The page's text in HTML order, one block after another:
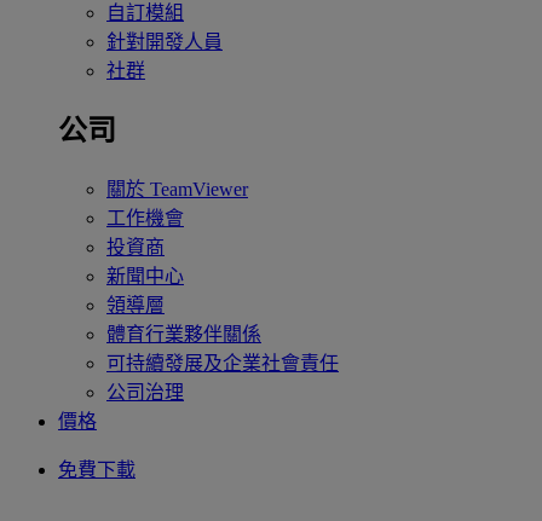
自訂模組
針對開發人員
社群
公司
關於 TeamViewer
工作機會
投資商
新聞中心
領導層
體育行業夥伴關係
可持續發展及企業社會責任
公司治理
價格
免費下載